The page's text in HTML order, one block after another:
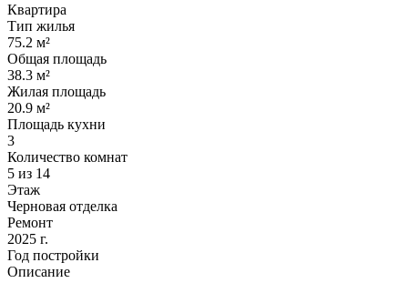
Квартира
Тип жилья
75.2 м²
Общая площадь
38.3 м²
Жилая площадь
20.9 м²
Площадь кухни
3
Количество комнат
5 из 14
Этаж
Черновая отделка
Ремонт
2025 г.
Год постройки
Описание